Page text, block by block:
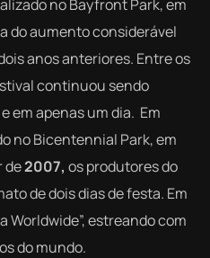
no Bayfront Park, em
do aumento considerável
anos anteriores. Entre os
continuou sendo
em apenas um dia. Em
no Bicentennial Park, em
de2007, os produtores do
de dois dias de festa. Em
Worldwide”, estreando com
do mundo.